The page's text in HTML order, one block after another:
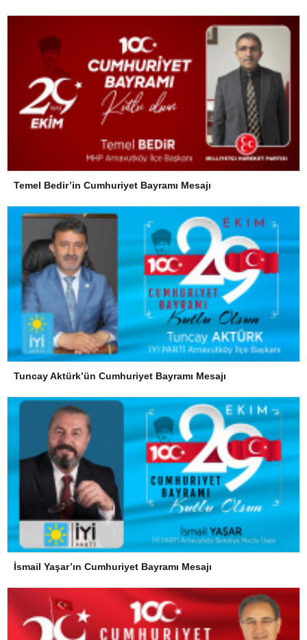
Temel Bedir’in Cumhuriyet Bayramı Mesajı
Tuncay Aktürk’ün Cumhuriyet Bayramı Mesajı
İsmail Yaşar’ın Cumhuriyet Bayramı Mesajı